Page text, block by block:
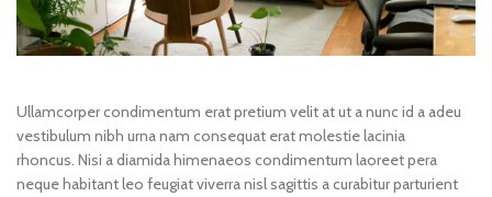
Ullamcorper condimentum erat pretium velit at ut a nunc id a adeu
vestibulum nibh urna nam consequat erat molestie lacinia
rhoncus. Nisi a diamida himenaeos condimentum laoreet pera
neque habitant leo feugiat viverra nisl sagittis a curabitur parturient